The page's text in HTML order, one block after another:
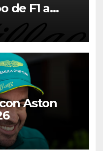
de F1 a
Aston